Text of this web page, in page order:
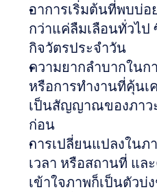
อาการเริ่มต้นที่พบบ่อ
กว่าแค่ลืมเลือนทั่วไป
กิจวัตรประจำวัน
ความยากลำบากใน
หรือการทำงานที่คุ้นเ
เป็นสัญญาณของภาว
ก่อน
การเปลี่ยนแปลงในภ
เวลา หรือสถานที่ แล
เข้าใจภาพก็เป็นตัวบ่